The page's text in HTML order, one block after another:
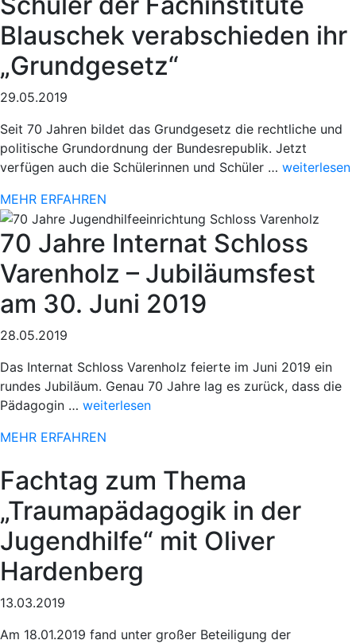
Blauschek verabschieden ihr
„Grundgesetz“
29.05.2019
Seit 70 Jahren bildet das Grundgesetz die rechtliche und
politische Grundordnung der Bundesrepublik. Jetzt
verfügen auch die Schülerinnen und Schüler … „Sportlicher
78.
Paderborner
Osterlauf“
weiterlesen
MEHR ERFAHREN
70 Jahre Internat Schloss
Varenholz – Jubiläumsfest
am 30. Juni 2019
28.05.2019
Das Internat Schloss Varenholz feierte im Juni 2019 ein
rundes Jubiläum. Genau 70 Jahre lag es zurück, dass die
Pädagogin … „Sportlicher
beim
Paderborner
Osterlauf“
weiterlesen
MEHR ERFAHREN
Fachtag zum Thema
„Traumapädagogik in der
Jugendhilfe“ mit Oliver
Hardenberg
13.03.2019
Am 18.01.2019 fand unter großer Beteiligung der